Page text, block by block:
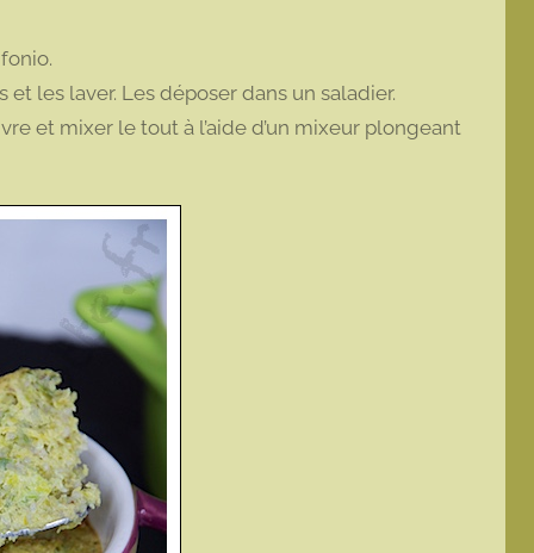
les laver. Les déposer dans un saladier.
et mixer le tout à l’aide d’un mixeur plongeant